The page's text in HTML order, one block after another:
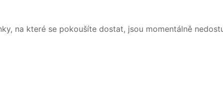
na které se pokoušíte dostat, jsou momentálně